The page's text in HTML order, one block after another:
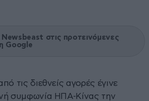
στις προτεινόμενες
Google
τις διεθνείς αγορές έγινε
συμφωνία ΗΠΑ-Κίνας την